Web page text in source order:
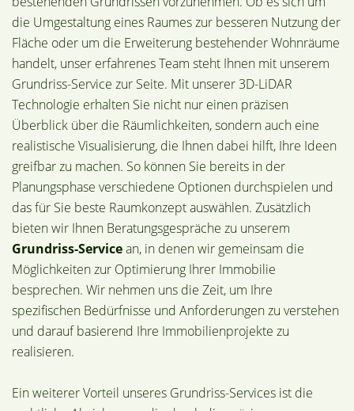
die Umgestaltung eines Raumes zur besseren Nutzung der
Fläche oder um die Erweiterung bestehender Wohnräume
handelt, unser erfahrenes Team steht Ihnen mit unserem
Grundriss-Service zur Seite. Mit unserer 3D-LiDAR
Technologie erhalten Sie nicht nur einen präzisen
Überblick über die Räumlichkeiten, sondern auch eine
realistische Visualisierung, die Ihnen dabei hilft, Ihre Ideen
greifbar zu machen. So können Sie bereits in der
Planungsphase verschiedene Optionen durchspielen und
das für Sie beste Raumkonzept auswählen. Zusätzlich
bieten wir Ihnen Beratungsgespräche zu unserem
Grundriss-Servicean, in denen wir gemeinsam die
Möglichkeiten zur Optimierung Ihrer Immobilie
besprechen. Wir nehmen uns die Zeit, um Ihre
spezifischen Bedürfnisse und Anforderungen zu verstehen
und darauf basierend Ihre Immobilienprojekte zu
realisieren.
Ein weiterer Vorteil unseres Grundriss-Services ist die